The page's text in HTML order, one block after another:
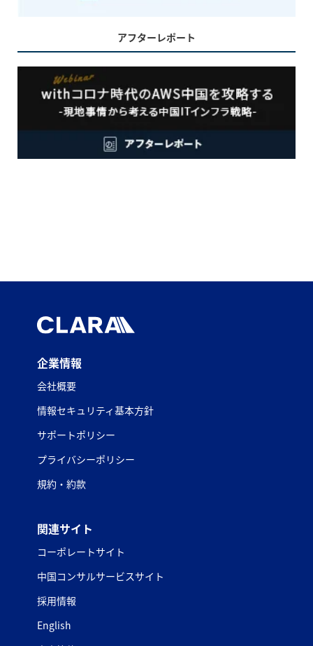
アフターレポート
企業情報
会社概要
情報セキュリティ基本方針
サポートポリシー
プライバシーポリシー
規約・約款
関連サイト
コーポレートサイト
中国コンサルサービスサイト
採用情報
English